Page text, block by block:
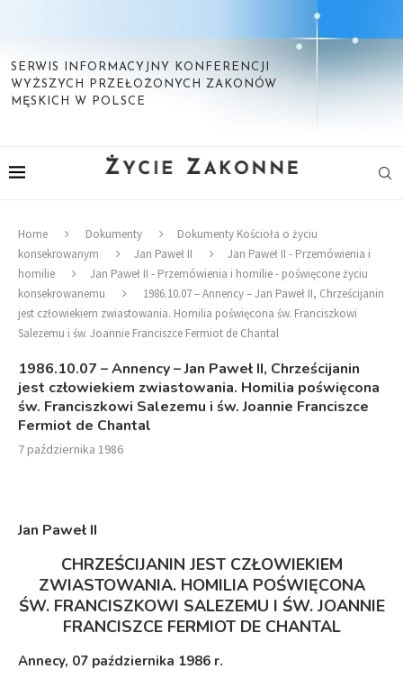
SERWIS INFORMACYJNY KONFERENCJI
WYŻSZYCH PRZEŁOŻONYCH ZAKONÓW
MĘSKICH W POLSCE
Home Dokumenty
Dokumenty Kościoła o życiu
konsekrowanym
Jan Paweł II
Jan Paweł II - Przemówienia i
homilie
Jan Paweł II - Przemówienia i homilie - poświęcone życiu
konsekrowanemu
1986.10.07 – Annency – Jan Paweł II, Chrześcijanin
jest człowiekiem zwiastowania. Homilia poświęcona św. Franciszkowi
Salezemu i św. Joannie Franciszce Fermiot de Chantal
1986.10.07 – Annency – Jan Paweł II, Chrześcijanin
jest człowiekiem zwiastowania. Homilia poświęcona
św. Franciszkowi Salezemu i św. Joannie Franciszce
Fermiot de Chantal
7 października 1986
Jan Paweł II
CHRZEŚCIJANIN JEST CZŁOWIEKIEM
ZWIASTOWANIA. HOMILIA POŚWIĘCONA
ŚW. FRANCISZKOWI SALEZEMU I ŚW. JOANNIE
FRANCISZCE FERMIOT DE CHANTAL
Annecy, 07 października 1986 r.